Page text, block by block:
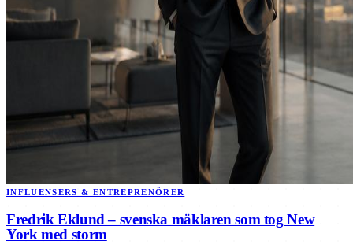
INFLUENSERS & ENTREPRENÖRER
Fredrik Eklund – svenska mäklaren som tog New
York med storm